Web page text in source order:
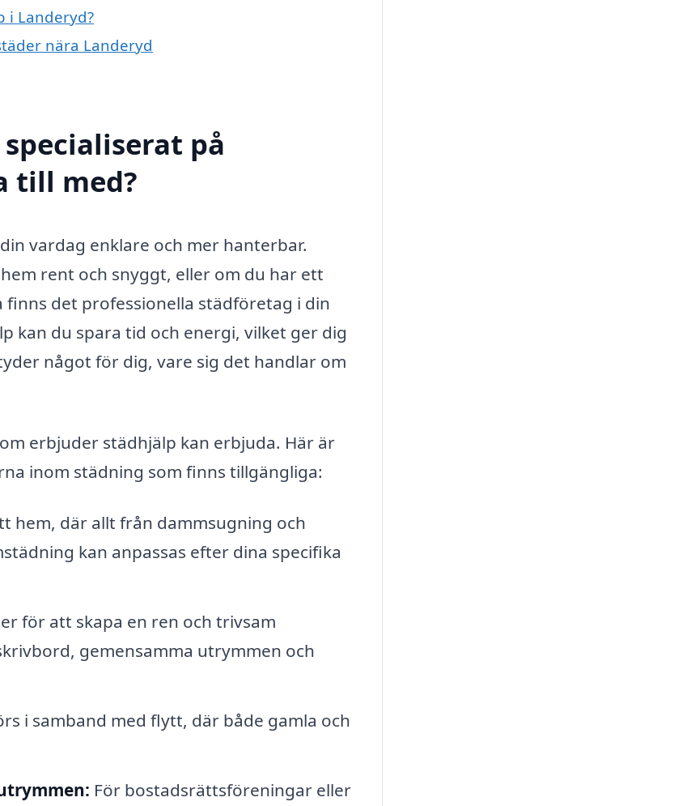
i Landeryd?
nära Landeryd
på
till med?
vardag enklare och mer hanterbar.
rent och snyggt, eller om du har ett
det professionella städföretag i din
kan du spara tid och energi, vilket ger dig
något för dig, vare sig det handlar om
erbjuder städhjälp kan erbjuda. Här är
inom städning som finns tillgängliga:
hem, där allt från dammsugning och
kan anpassas efter dina specifika
för att skapa en ren och trivsam
gemensamma utrymmen och
i samband med flytt, där både gamla och
För bostadsrättsföreningar eller